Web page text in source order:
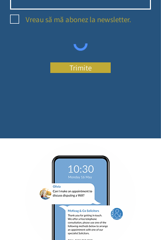
Vreau să mă abonez la newsletter.
Trimite